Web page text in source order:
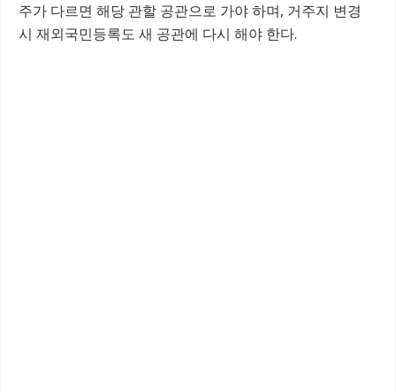
주가 다르면 해당 관할 공관으로 가야 하며, 거주지 변경
시 재외국민등록도 새 공관에 다시 해야 한다.